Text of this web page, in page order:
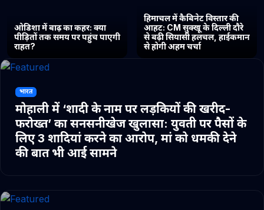
ओडिशा में बाढ़ का कहर: क्या
पीड़ितों तक समय पर पहुंच पाएगी
राहत?
हिमाचल में कैबिनेट विस्तार की
आहट: CM सुक्खू के दिल्ली दौरे
से बढ़ी सियासी हलचल, हाईकमान
से होगी अहम चर्चा
भारत
मोहाली में ‘शादी के नाम पर लड़कियों की खरीद-
फरोख्त’ का सनसनीखेज खुलासा: युवती पर पैसों के
लिए 3 शादियां करने का आरोप, मां को धमकी देने
की बात भी आई सामने